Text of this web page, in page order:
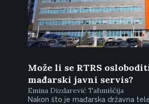
Može li se RTRS
mađarski javni servis?
Emina Dizdarević Tahmiščija
Nakon što je mađarska državna